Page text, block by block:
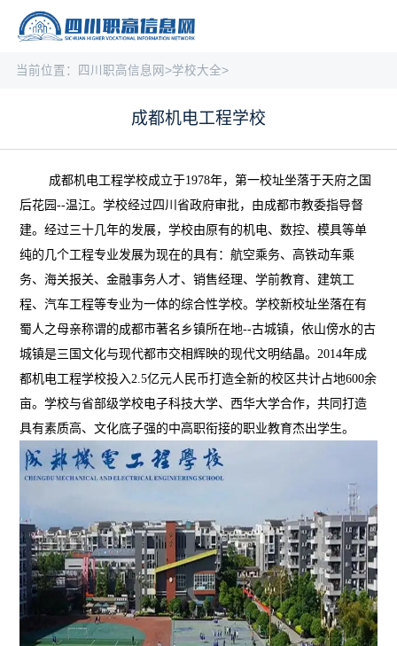
当前位置： 四川职高信息网 >学校大全>
成都机电工程学校
成都机电工程学校成立于1978年，第一校址坐落于天府之国
后花园--温江。学校经过四川省政府审批，由成都市教委指导督
建。经过三十几年的发展，学校由原有的机电、数控、模具等单
纯的几个工程专业发展为现在的具有：航空乘务、高铁动车乘
务、海关报关、金融事务人才、销售经理、学前教育、建筑工
程、汽车工程等专业为一体的综合性学校。学校新校址坐落在有
蜀人之母亲称谓的成都市著名乡镇所在地--古城镇，依山傍水的古
城镇是三国文化与现代都市交相辉映的现代文明结晶。2014年成
都机电工程学校投入2.5亿元人民币打造全新的校区共计占地600余
亩。学校与省部级学校电子科技大学、西华大学合作，共同打造
具有素质高、文化底子强的中高职衔接的职业教育杰出学生。